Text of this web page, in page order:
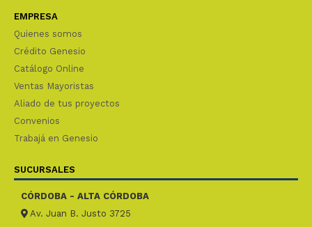
EMPRESA
Quienes somos
Crédito Genesio
Catálogo Online
Ventas Mayoristas
Aliado de tus proyectos
Convenios
Trabajá en Genesio
SUCURSALES
CÓRDOBA - ALTA CÓRDOBA
Av. Juan B. Justo 3725